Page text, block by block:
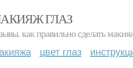
ГЛАЗ
как правильно сделать
цвет глаз